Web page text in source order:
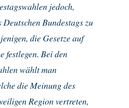
jedoch,
Deutschen Bundestags zu
die Gesetze auf
festlegen. Bei den
wählt man
die Meinung des
Region vertreten,